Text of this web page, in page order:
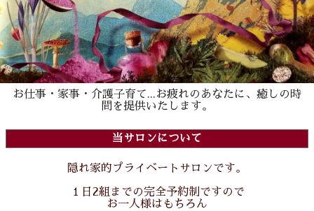
お仕事・家事・介護子育て...お疲れのあなたに、癒しの時
間を提供いたします。
当サロンについて
隠れ家的プライベートサロンです。
１日2組までの完全予約制ですので
お一人様はもちろん